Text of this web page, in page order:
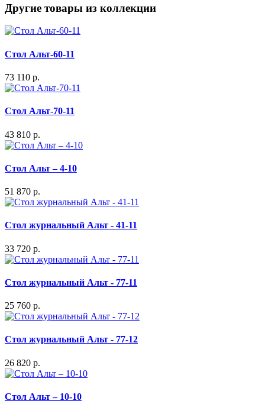
Другие товары из коллекции
Стол Альт-60-11
73 110 р.
Стол Альт-70-11
43 810 р.
Стол Альт – 4-10
51 870 р.
Стол журнальный Альт - 41-11
33 720 р.
Стол журнальный Альт - 77-11
25 760 р.
Стол журнальный Альт - 77-12
26 820 р.
Стол Альт – 10-10